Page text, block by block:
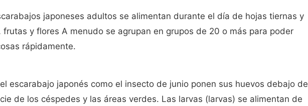
japoneses adultos se alimentan durante el día de hojas tiernas y
frutas y flores A menudo se agrupan en grupos de 20 o más para poder
rápidamente.
escarabajo japonés como el insecto de junio ponen sus huevos debajo de
de los céspedes y las áreas verdes. Las larvas (larvas) se alimentan de